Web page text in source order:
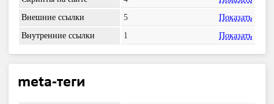
Внешние ссылки
5
Показать
Внутренние ссылки
1 Показать
meta-теги